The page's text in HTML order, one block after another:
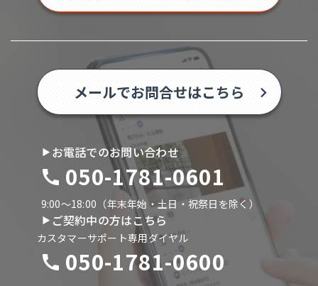
メールでお問合せはこちら
お電話でのお問い合わせ
050-1781-0601
9:00〜18:00（年末年始・土日・祝祭日を除く）
ご契約中の方はこちら
カスタマーサポート専用ダイヤル
050-1781-0600